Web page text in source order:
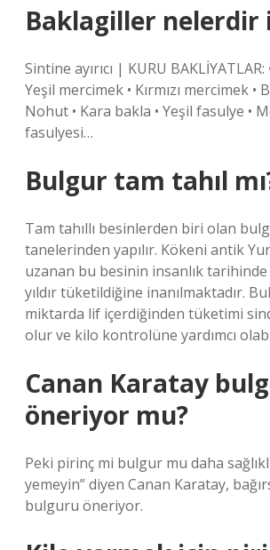
Baklagiller nelerdir
Sintine ayırıcı | KURU
Yeşil mercimek • Kırmızı mercimek •
Nohut • Kara bakla • Yeşil fasulye •
fasulyesi…
Bulgur tam tahıl
Tam tahıllı besinlerden biri olan
tanelerinden yapılır. Kökeni antik
uzanan bu besinin insanlık tarihinde
yıldır tüketildiğine inanılmaktadır.
miktarda lif içerdiğinden tüketimi
olur ve kilo kontrolüne yardımcı
Canan Karatay
öneriyor mu?
Peki pirinç mi bulgur mu daha
yemeyin” diyen Canan Karatay,
bulguru öneriyor.